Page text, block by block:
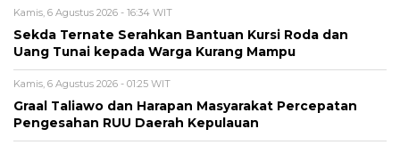
Kamis, 6 Agustus 2026 - 16:34 WIT
Sekda Ternate Serahkan Bantuan Kursi Roda dan
Uang Tunai kepada Warga Kurang Mampu
Kamis, 6 Agustus 2026 - 01:25 WIT
Graal Taliawo dan Harapan Masyarakat Percepatan
Pengesahan RUU Daerah Kepulauan